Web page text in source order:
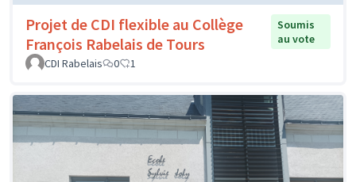
Projet de CDI flexible au Collège
François Rabelais de Tours
Soumis
au vote
CDI Rabelais
0 1